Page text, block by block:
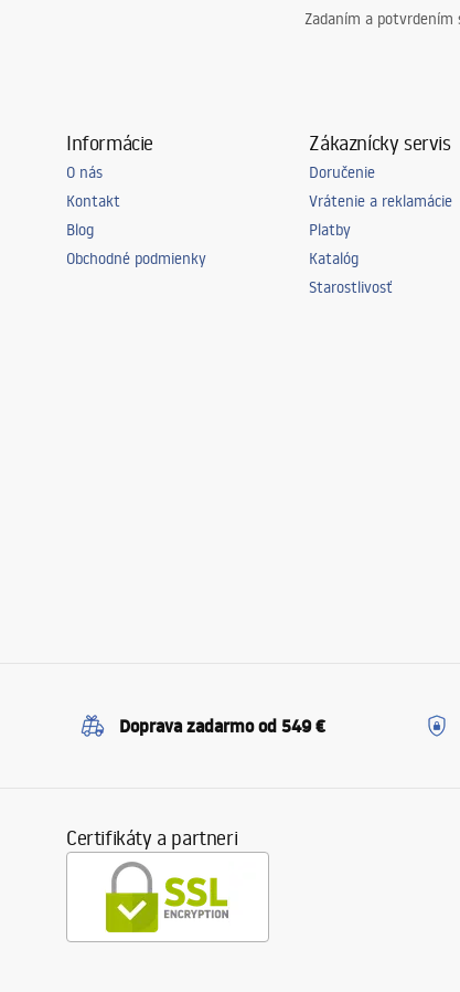
Zadaním a potvrdením
Informácie
O nás
Kontakt
Blog
Obchodné podmienky
Zákaznícky servis
Doručenie
Vrátenie a reklamácie
Platby
Katalóg
Starostlivosť
Doprava zadarmo od 549 €
Certifikáty a partneri